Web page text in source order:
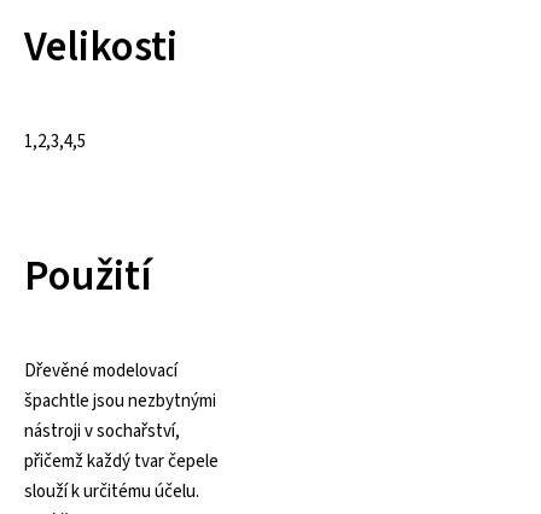
Velikosti
1,2,3,4,5
Použití
Dřevěné modelovací
špachtle jsou nezbytnými
nástroji v sochařství,
přičemž každý tvar čepele
slouží k určitému účelu.